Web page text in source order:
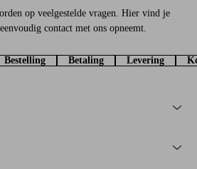
op veelgestelde vragen. Hier vind je
contact met ons opneemt.
Bestelling Betaling Levering